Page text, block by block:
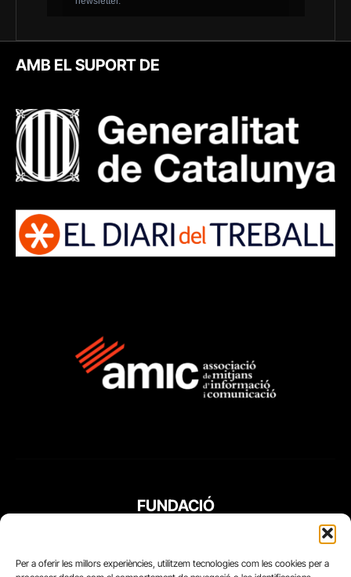
Per a oferir les millors experiències, utilitzem tecnologies com les cookies per a
AMB EL SUPORT DE
FUNDACIÓ